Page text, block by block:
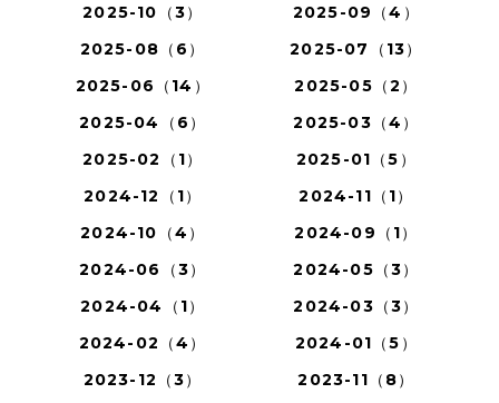
2025-10（3）
2025-09（4）
2025-08（6）
2025-07（13）
2025-06（14）
2025-05（2）
2025-04（6）
2025-03（4）
2025-02（1）
2025-01（5）
2024-12（1）
2024-11（1）
2024-10（4）
2024-09（1）
2024-06（3）
2024-05（3）
2024-04（1）
2024-03（3）
2024-02（4）
2024-01（5）
2023-12（3）
2023-11（8）